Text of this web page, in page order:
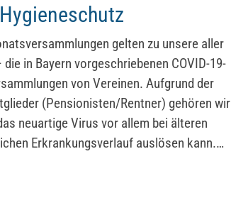
gelten zu unsere aller
in Bayern vorgeschriebenen COVID-19-
von Vereinen. Aufgrund der
(Pensionisten/Rentner) gehören wir
neuartige Virus vor allem bei älteren
Erkrankungsverlauf auslösen kann.…